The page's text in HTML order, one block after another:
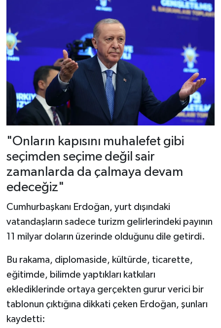
"Onların kapısını muhalefet gibi
seçimden seçime değil sair
zamanlarda da çalmaya devam
edeceğiz"
Cumhurbaşkanı Erdoğan, yurt dışındaki
vatandaşların sadece turizm gelirlerindeki payının
11 milyar doların üzerinde olduğunu dile getirdi.
Bu rakama, diplomaside, kültürde, ticarette,
eğitimde, bilimde yaptıkları katkıları
eklediklerinde ortaya gerçekten gurur verici bir
tablonun çıktığına dikkati çeken Erdoğan, şunları
kaydetti: